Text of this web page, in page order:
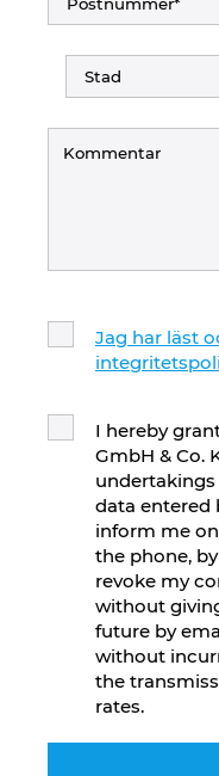
Jag har läst
I hereby
GmbH & Co.
data entered
inform me
the phone,
revoke my
without
future by
without
the
rates.